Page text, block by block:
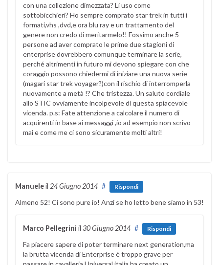
con una collezione dimezzata? Li uso come
sottobicchieri? Ho sempre comprato star trek in tutti i
formati,vhs ,dvd,e ora blu ray e un trattamento del
genere non credo di meritarmelo!! Fossimo anche 5
persone ad aver comprato le prime due stagioni di
enterprise dovrebbero comunque terminare la serie,
perché altrimenti in futuro mi devono spiegare con che
coraggio possono chiedermi di iniziare una nuova serie
(magari star trek voyager?)con il rischio di interromperla
nuovamente a metà !? Che tristezza. Un saluto cordiale
allo STIC ovviamente incolpevole di questa spiacevole
vicenda. p.s: Fate attenzione a calcolare il numero di
acquirenti in base ai messaggi ,io ad esempio non scrivo
mai e come me ci sono sicuramente molti altri!
Manueleil 24 Giugno 2014 # Rispondi
Almeno 52! Ci sono pure io! Anzi se ho letto bene siamo in 53!
Marco Pellegrini il 30 Giugno 2014 # Rispondi
Fa piacere sapere di poter terminare next generation,ma
la brutta vicenda di Enterprise è troppo grave per